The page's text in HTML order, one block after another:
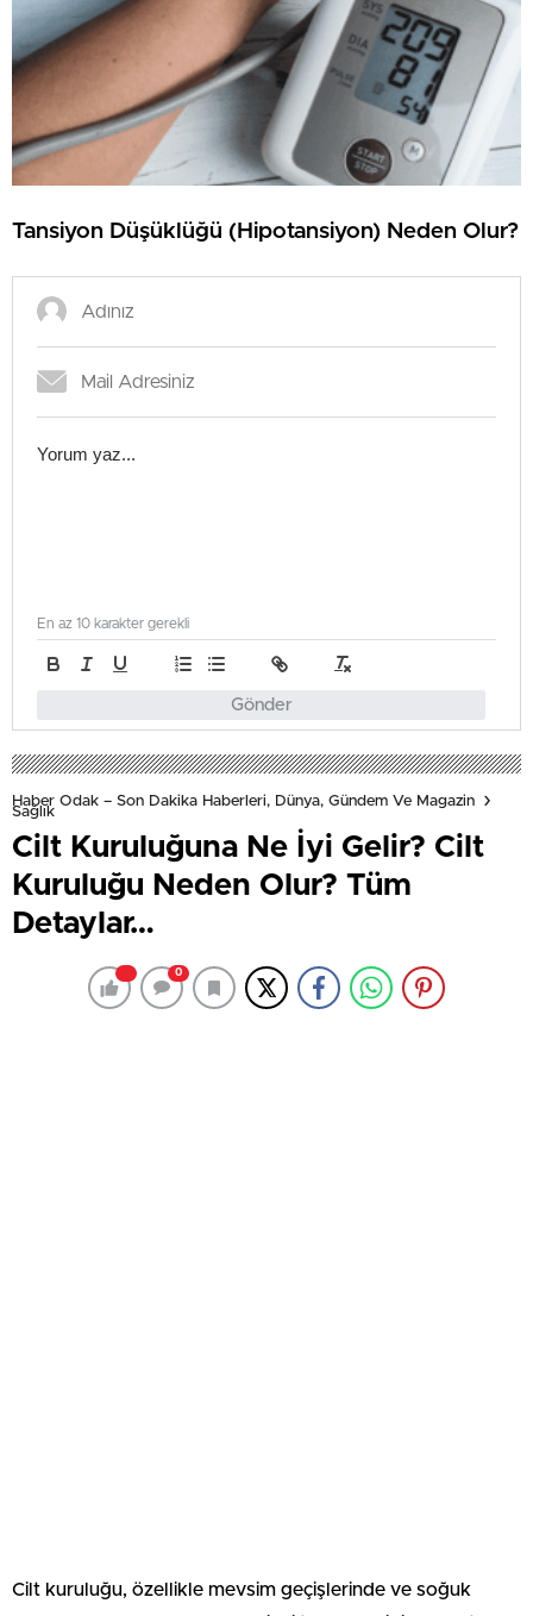
Tansiyon Düşüklüğü (Hipotansiyon) Neden Olur?
Gönder
En az 10 karakter gerekli
Haber Odak – Son Dakika Haberleri, Dünya, Gündem Ve Magazin
Sağlık
Cilt Kuruluğuna Ne İyi Gelir? Cilt
Kuruluğu Neden Olur? Tüm
Detaylar…
0
Cilt kuruluğu, özellikle mevsim geçişlerinde ve soğuk